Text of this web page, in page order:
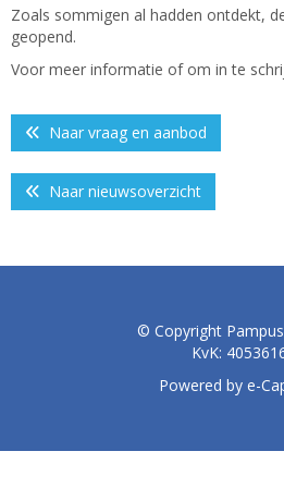
Zoals sommigen al hadden ontdekt,
geopend.
Voor meer informatie of om in te
Naar vraag en aanbod
Naar nieuwsoverzicht
© Copyright
KvK:
Powered by e-